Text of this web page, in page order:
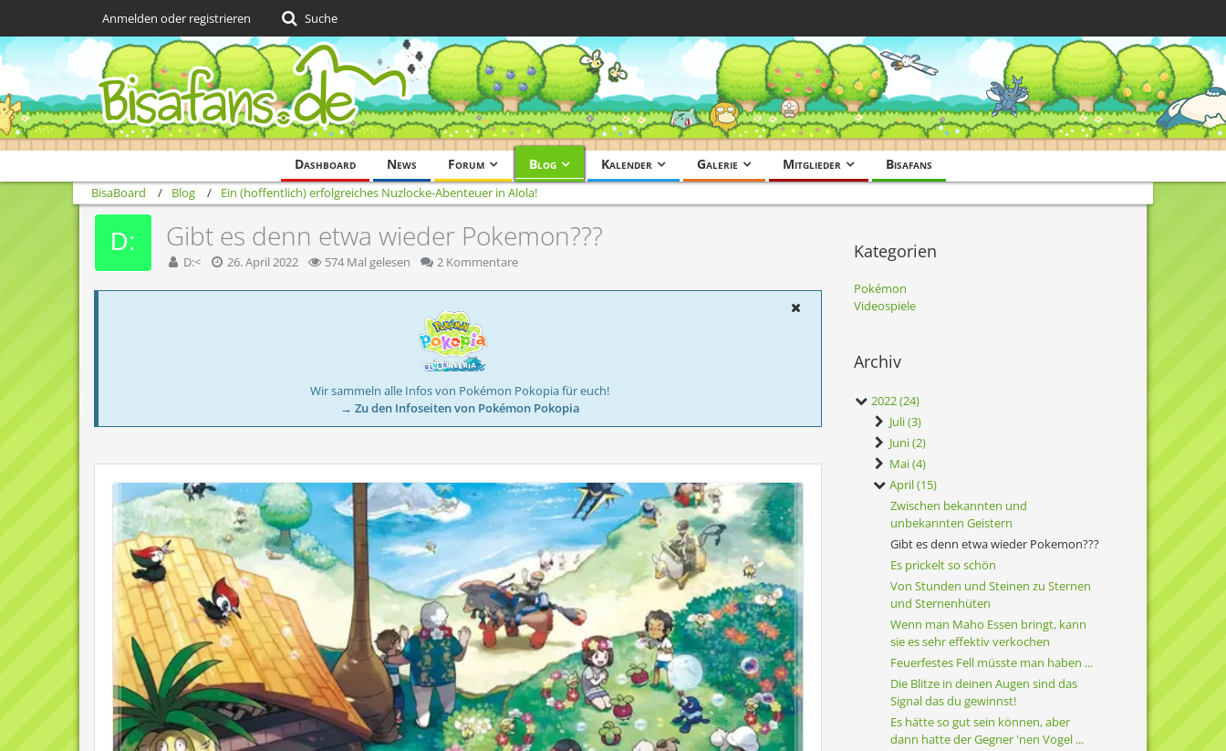
Dashboard News Forum Blog Kalender Galerie Mitglieder Bisafans
Anmelden oder registrieren Suche
BisaBoard Blog Ein (hoffentlich) erfolgreiches Nuzlocke-Abenteuer in Alola!
Gibt es denn etwa wieder Pokemon???
D:< 26. April 2022 574 Mal gelesen 2 Kommentare
Wir sammeln alle Infos von Pokémon Pokopia für euch!
→ Zu den Infoseiten von Pokémon Pokopia
Kategorien
Pokémon
Videospiele
Archiv
2022 (24)
Juli (3)
Juni (2)
Mai (4)
April (15)
Zwischen bekannten und
unbekannten Geistern
Gibt es denn etwa wieder Pokemon???
Es prickelt so schön
Von Stunden und Steinen zu Sternen
und Sternenhüten
Wenn man Maho Essen bringt, kann
sie es sehr effektiv verkochen
Feuerfestes Fell müsste man haben ...
Die Blitze in deinen Augen sind das
Signal das du gewinnst!
Es hätte so gut sein können, aber
dann hatte der Gegner 'nen Vogel ...